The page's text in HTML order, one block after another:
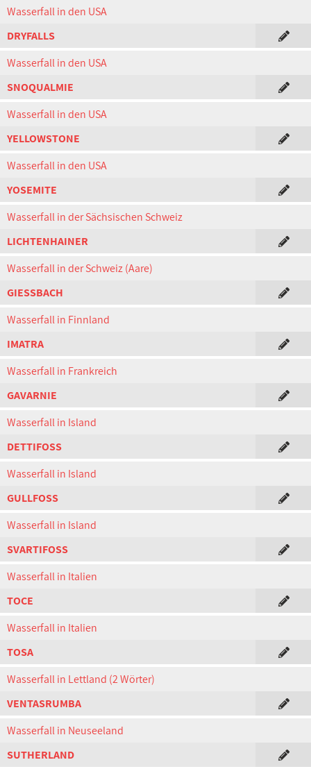
Wasserfall in den USA
DRYFALLS
Wasserfall in den USA
SNOQUALMIE
Wasserfall in den USA
YELLOWSTONE
Wasserfall in den USA
YOSEMITE
Wasserfall in der Sächsischen Schweiz
LICHTENHAINER
Wasserfall in der Schweiz (Aare)
GIESSBACH
Wasserfall in Finnland
IMATRA
Wasserfall in Frankreich
GAVARNIE
Wasserfall in Island
DETTIFOSS
Wasserfall in Island
GULLFOSS
Wasserfall in Island
SVARTIFOSS
Wasserfall in Italien
TOCE
Wasserfall in Italien
TOSA
Wasserfall in Lettland (2 Wörter)
VENTASRUMBA
Wasserfall in Neuseeland
SUTHERLAND